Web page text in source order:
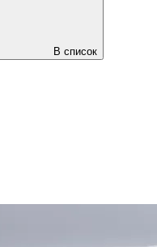
В список